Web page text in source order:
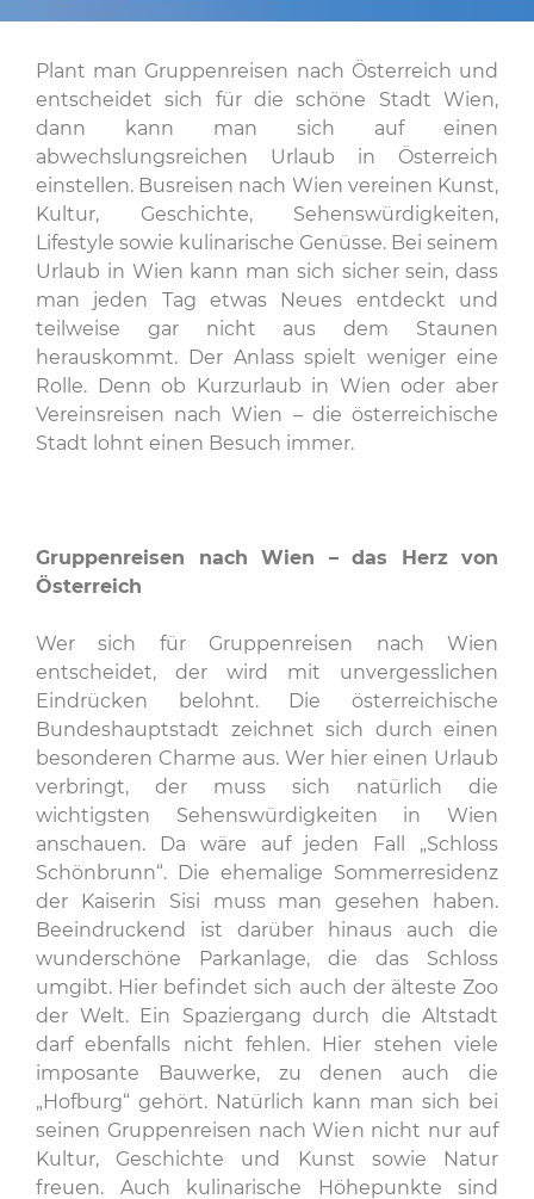
Plant man Gruppenreisen nach Österreich und
entscheidet sich für die schöne Stadt Wien,
dann kann man sich auf einen
abwechslungsreichen Urlaub in Österreich
einstellen. Busreisen nach Wien vereinen Kunst,
Kultur, Geschichte, Sehenswürdigkeiten,
Lifestyle sowie kulinarische Genüsse. Bei seinem
Urlaub in Wien kann man sich sicher sein, dass
man jeden Tag etwas Neues entdeckt und
teilweise gar nicht aus dem Staunen
herauskommt. Der Anlass spielt weniger eine
Rolle. Denn ob Kurzurlaub in Wien oder aber
Vereinsreisen nach Wien – die österreichische
Stadt lohnt einen Besuch immer.
Gruppenreisen nach Wien – das Herz von
Österreich
Wer sich für Gruppenreisen nach Wien
entscheidet, der wird mit unvergesslichen
Eindrücken belohnt. Die österreichische
Bundeshauptstadt zeichnet sich durch einen
besonderen Charme aus. Wer hier einen Urlaub
verbringt, der muss sich natürlich die
wichtigsten Sehenswürdigkeiten in Wien
anschauen. Da wäre auf jeden Fall „Schloss
Schönbrunn“. Die ehemalige Sommerresidenz
der Kaiserin Sisi muss man gesehen haben.
Beeindruckend ist darüber hinaus auch die
wunderschöne Parkanlage, die das Schloss
umgibt. Hier befindet sich auch der älteste Zoo
der Welt. Ein Spaziergang durch die Altstadt
darf ebenfalls nicht fehlen. Hier stehen viele
imposante Bauwerke, zu denen auch die
„Hofburg“ gehört. Natürlich kann man sich bei
seinen Gruppenreisen nach Wien nicht nur auf
Kultur, Geschichte und Kunst sowie Natur
freuen. Auch kulinarische Höhepunkte sind